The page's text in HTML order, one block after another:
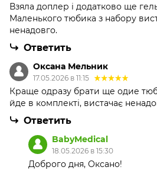
Взяла доплер і додатково ще
Маленького тюбика з набору
ненадовго.
Ответить
Оксана Мельник
17.05.2026 в 11:15
Краще одразу брати ще одие
йде в комплекті, вистачає
Ответить
BabyMedical
18.05.2026 в 15:30
Доброго дня, Оксано!